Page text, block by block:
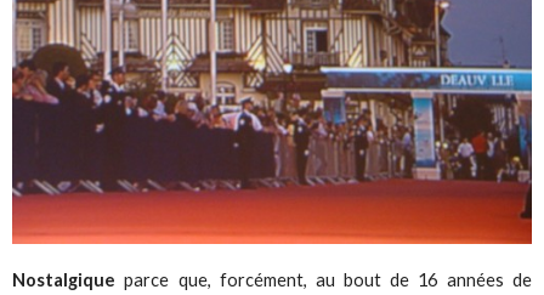
Nostalgique parce que, forcément, au bout de 16 années de